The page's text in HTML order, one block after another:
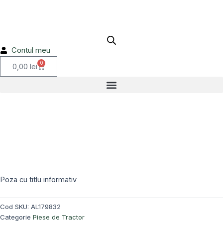
Contul meu
0,00 lei 0
Cart
Poza cu titlu informativ
Cod SKU: AL179832
Categorie Piese de Tractor